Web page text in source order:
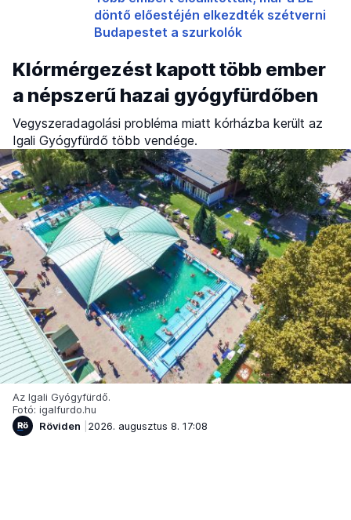
döntő előestéjén elkezdték szétverni
Budapestet a szurkolók
Klórmérgezést kapott több ember
a népszerű hazai gyógyfürdőben
Vegyszeradagolási probléma miatt kórházba került az
Igali Gyógyfürdő több vendége.
Az Igali Gyógyfürdő.
Fotó: igalfurdo.hu
Röviden
2026. augusztus 8. 17:08